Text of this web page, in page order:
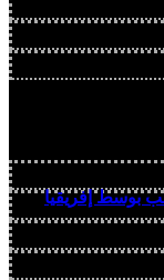
بوسط إفريقيا